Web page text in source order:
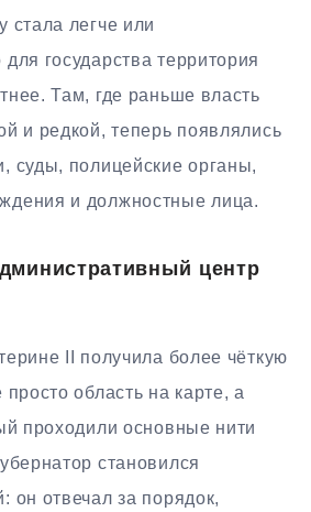
стала легче или
государства территория
Там, где раньше власть
и редкой, теперь появлялись
суды, полицейские органы,
и должностные лица.
центр
II получила более чёткую
область на карте, а
проходили основные нити
становился
он отвечал за порядок,